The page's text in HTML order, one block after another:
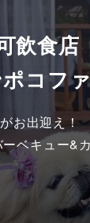
飲食店
コファ
お出迎え！
ベキュー&